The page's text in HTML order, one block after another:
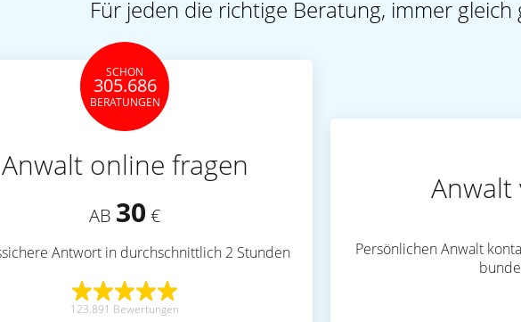
Für jeden die richtige Beratung, immer gleich
SCHON
305.686
BERATUNGEN
Anwalt online fragen
AB 30 €
Antwort in durchschnittlich 2 Stunden
123.891 Bewertungen
Persönlichen Anwalt